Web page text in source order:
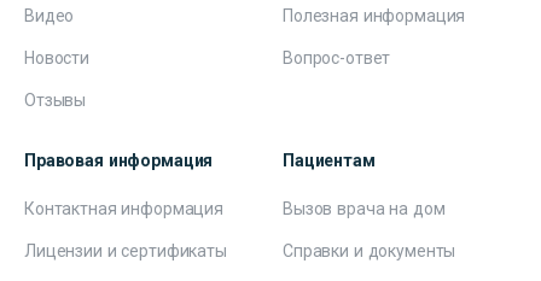
Видео
Новости
Отзывы
Полезная информация
Вопрос-ответ
Правовая информация
Контактная информация
Лицензии и сертификаты
Пациентам
Вызов врача на дом
Справки и документы